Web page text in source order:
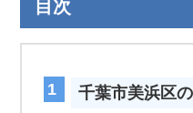
目次
千葉市美浜区